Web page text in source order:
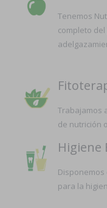
Tenemos
completo
Trabajamos
de nutrición
Higiene
para la